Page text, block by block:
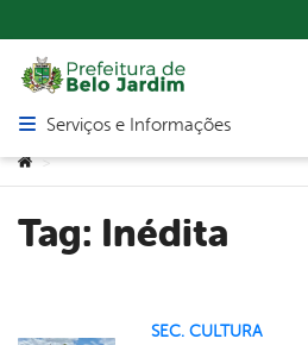
Abrir menu principal de
Serviços e Informações
Você está aqui:
>
Tag: Inédita
SEC. CULTURA